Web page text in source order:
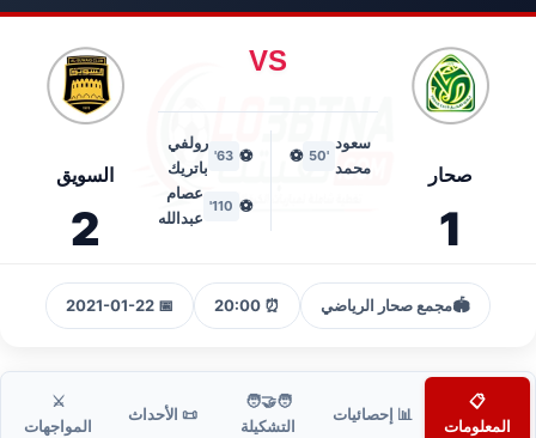
صحار
1
VS
سعود
محمد
'50
⚽
⚽
63'
رولفي
باتريك
⚽
110'
عصام
عبدالله
السويق
2
🏟️مجمع صحار الرياضي ⏰ 20:00
📅 2021-01-22
📋
المعلومات
📊 إحصائيات
🧑‍🤝‍🧑
التشكيلة
📜 الأحداث
⚔️
المواجهات